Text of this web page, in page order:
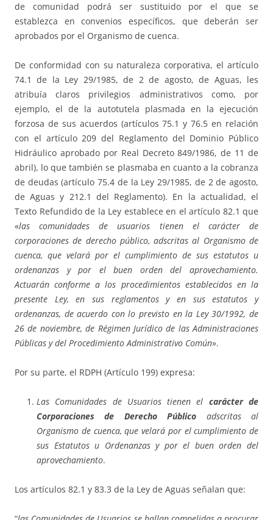
de comunidad podrá ser sustituido por el que se
establezca en convenios específicos, que deberán ser
aprobados por el Organismo de cuenca.
De conformidad con su naturaleza corporativa, el artículo
74.1 de la Ley 29/1985, de 2 de agosto, de Aguas, les
atribuía claros privilegios administrativos como, por
ejemplo, el de la autotutela plasmada en la ejecución
forzosa de sus acuerdos (artículos 75.1 y 76.5 en relación
con el artículo 209 del Reglamento del Dominio Público
Hidráulico aprobado por Real Decreto 849/1986, de 11 de
abril), lo que también se plasmaba en cuanto a la cobranza
de deudas (artículo 75.4 de la Ley 29/1985, de 2 de agosto,
de Aguas y 212.1 del Reglamento). En la actualidad, el
Texto Refundido de la Ley establece en el artículo 82.1 que
«las comunidades de usuarios tienen el carácter de
corporaciones de derecho público, adscritas al Organismo de
cuenca, que velará por el cumplimiento de sus estatutos u
ordenanzas y por el buen orden del aprovechamiento.
Actuarán conforme a los procedimientos establecidos en la
presente Ley, en sus reglamentos y en sus estatutos y
ordenanzas, de acuerdo con lo previsto en la Ley 30/1992, de
26 de noviembre, de Régimen Jurídico de las Administraciones
Públicas y del Procedimiento Administrativo Común».
Por su parte, el RDPH (Artículo 199) expresa:
Las Comunidades de Usuarios tienen el carácter de
Corporaciones de Derecho Público adscritas al
Organismo de cuenca, que velará por el cumplimiento de
sus Estatutos u Ordenanzas y por el buen orden del
aprovechamiento.
Los artículos 82.1 y 83.3 de la Ley de Aguas señalan que: